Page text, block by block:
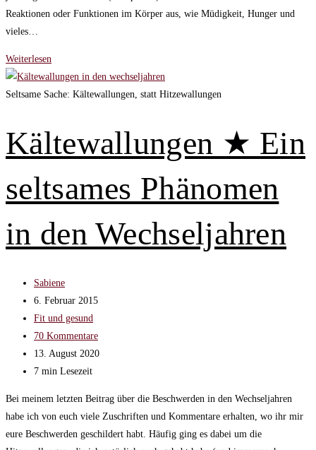
Reaktionen oder Funktionen im Körper aus, wie Müdigkeit, Hunger und
vieles…
Weiterlesen
sind
Hormone
beeinflussen
uns
in
Wechseljahren?
Seltsame Sache: Kältewallungen, statt Hitzewallungen
Kältewallungen ★ Ein
seltsames Phänomen
in den Wechseljahren
Beitrags-
Autor:
Sabiene
Beitrag
veröffentlicht:
6. Februar 2015
Beitrags-
Kategorie:
Fit und gesund
Beitrags-
Kommentare:
70 Kommentare
Beitrag
zuletzt
13. August 2020
Lesedauer:
7 min Lesezeit
Bei meinem letzten Beitrag über die Beschwerden in den Wechseljahren
habe ich von euch viele Zuschriften und Kommentare erhalten, wo ihr mir
eure Beschwerden geschildert habt. Häufig ging es dabei um die